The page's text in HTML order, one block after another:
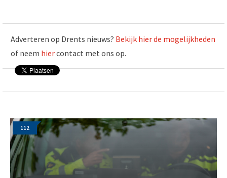
Adverteren op Drents nieuws? Bekijk hier de mogelijkheden
of neem hiercontact met ons op.
112